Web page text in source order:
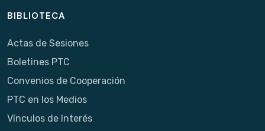
BIBLIOTECA
Actas de Sesiones
Boletines PTC
Convenios de Cooperación
PTC en los Medios
Vínculos de Interés